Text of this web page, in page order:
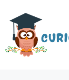
contenido